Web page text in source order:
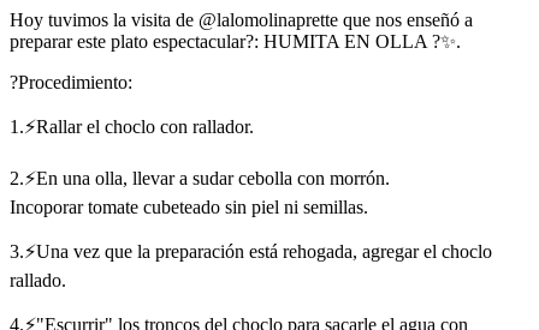
Hoy tuvimos la visita de @lalomolinaprette que nos enseñó a
preparar este plato espectacular?: HUMITA EN OLLA ?✨.
?Procedimiento:
1.⚡Rallar el choclo con rallador.
2.⚡En una olla, llevar a sudar cebolla con morrón.
Incoporar tomate cubeteado sin piel ni semillas.
3.⚡Una vez que la preparación está rehogada, agregar el choclo
rallado.
4.⚡"Escurrir" los troncos del choclo para sacarle el agua con